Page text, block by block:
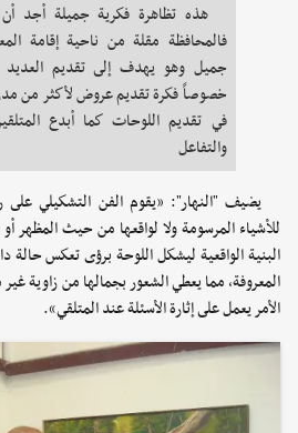
هذه تظاهرة فكرية جميلة أجد
فالمحافظة مقلة من ناحية إقامة
جميل وهو يهدف إلى تقديم العديد
خصوصاً فكرة تقديم عروض لأكثر من
في تقديم اللوحات كما أبدع
والتفاعل
يضيف "النهار": «يقوم الفن التشكيلي على
للأشياء المرسومة ولا لواقعها من حيث المظهر
البنية الواقعية ليشكل اللوحة برؤى تعكس حالة
المعروفة، مما يعطي الشعور بجمالها من زاوية
الأمر يعمل على إثارة الأسئلة عند المتلقي».